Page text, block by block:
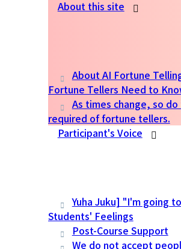
About this site
About AI Fortune
Fortune Tellers Need to
As times change, so
required of fortune tellers.
Participant's Voice
Yuha Juku] "I'm going
Students' Feelings
Post-Course Support
We do not accept